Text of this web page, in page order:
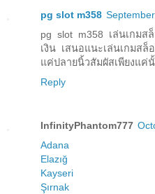
pg slot m358
pg slot m358 เล่นเกมส
เงิน เสนอแนะเล่นเกมสล็
แค่ปลายนิ้วสัมผัสเพียงแค่
Reply
InfinityPhantom777
Adana
Elazığ
Kayseri
Şırnak